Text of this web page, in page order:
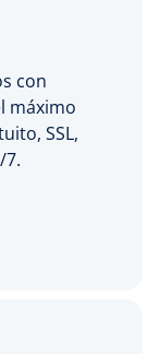
con
máximo
SSL,
7.